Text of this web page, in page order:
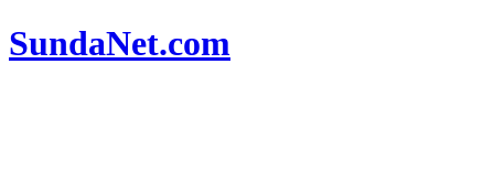
SundaNet.com